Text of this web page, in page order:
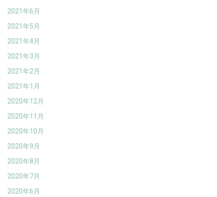
2021年6月
2021年5月
2021年4月
2021年3月
2021年2月
2021年1月
2020年12月
2020年11月
2020年10月
2020年9月
2020年8月
2020年7月
2020年6月